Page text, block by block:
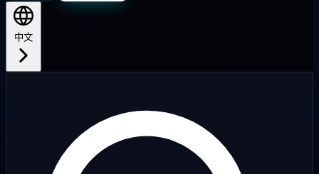
中文